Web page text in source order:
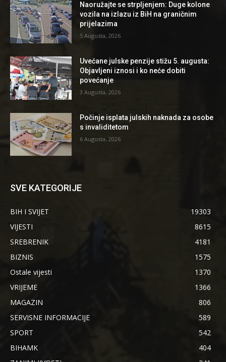
Naoružajte se strpljenjem: Duge kolone
vozila na izlazu iz BiH na graničnim
prijelazima
5 Augusta, 2026
Uvećane julske penzije stižu 5. augusta:
Objavljeni iznosi i ko neće dobiti
povećanje
3 Augusta, 2026
Počinje isplata julskih naknada za osobe
s invaliditetom
6 Augusta, 2026
SVE KATEGORIJE
BIH I SVIJET
19303
VIJESTI
8615
SREBRENIK
4181
BIZNIS
1575
Ostale vijesti
1370
VRIJEME
1366
MAGAZIN
806
SERVISNE INFORMACIJE
589
SPORT
542
BIHAMK
404